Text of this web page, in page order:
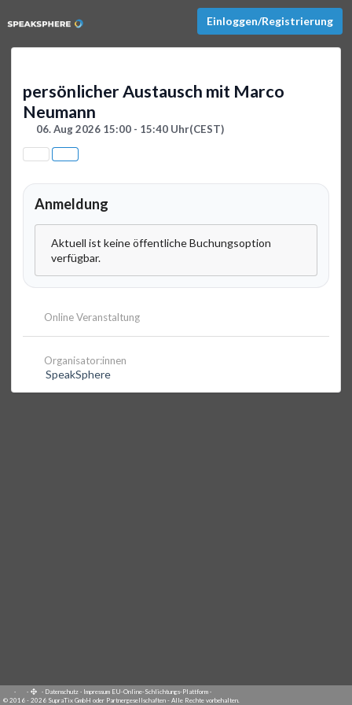
Einloggen/Registrierung
persönlicher Austausch mit Marco
Neumann
06. Aug 2026 15:00 - 15:40 Uhr(CEST)
Anmeldung
Aktuell ist keine öffentliche Buchungsoption
verfügbar.
Online Veranstaltung
Organisator:innen
SpeakSphere
· · · Datenschutz · Impressum EU-Online-Schlichtungs-Plattform ·
© 2016 - 2026 SupraTix GmbH oder Partnergesellschaften - Alle Rechte vorbehalten.